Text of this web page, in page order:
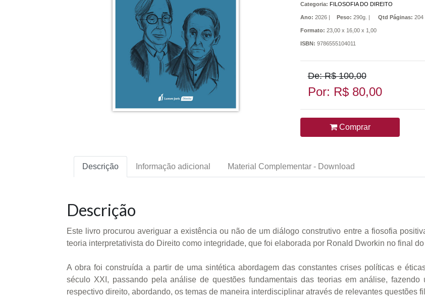
Categoria: FILOSOFIA DO DIREITO
Ano: 2026 | Peso: 290g. | Qtd Páginas: 204
Formato: 23,00 x 16,00 x 1,00
ISBN: 9786555104011
De: R$ 100,00
Por: R$ 80,00
Comprar
Descrição Informação adicional Material Complementar - Download
Descrição
Este livro procurou averiguar a existência ou não de um diálogo construtivo entre a fiosofia
teoria interpretativista do Direito como integridade, que foi elaborada por Ronald Dworkin no final
A obra foi construída a partir de uma sintética abordagem das constantes crises políticas e
século XXI, passando pela análise de questões fundamentais das teorias em análise,
respectivo direito, abordando, os temas de maneira interdisciplinar através de relevantes questões